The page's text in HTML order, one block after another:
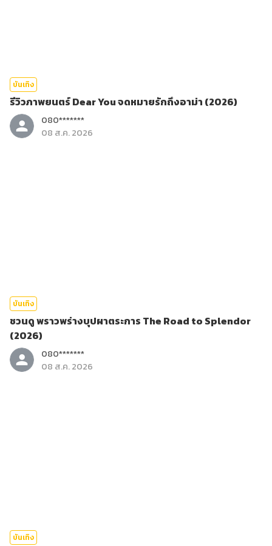
บันเทิง
รีวิวภาพยนตร์ Dear You จดหมายรักถึงอาม่า (2026)
080*******
08 ส.ค. 2026
บันเทิง
ชวนดู พราวพร่างบุปผาตระการ The Road to Splendor
(2026)
080*******
08 ส.ค. 2026
บันเทิง